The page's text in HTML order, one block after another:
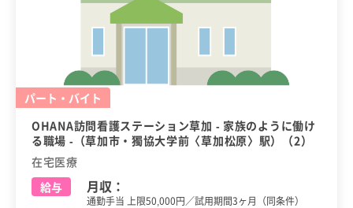
パート・バイト
OHANA訪問看護ステーション草加 - 家族のように働け
る職場 -（草加市・獨協大学前〈草加松原〉駅）（2）
在宅医療
給与
月収：
通勤手当 上限50,000円／試用期間3ヶ月（同条件）